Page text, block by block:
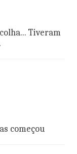
Tiveram
começou